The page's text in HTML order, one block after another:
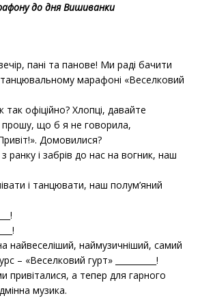
до дня Вишиванки
пані та панове! Ми раді бачити
марафоні «Веселковий
офіційно? Хлопці, давайте
прошу, що б я не говорила,
Домовилися?
ранку і забрів до нас на вогник, наш
і танцювати, наш полум’яний
найвеселіший, наймузичніший, самий
– «Веселковий гурт» __________!
привіталися, а тепер для гарного
музика.